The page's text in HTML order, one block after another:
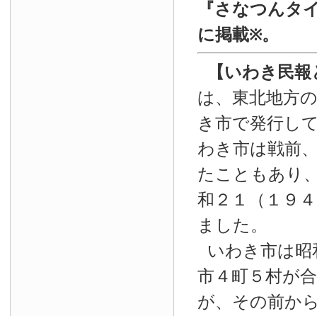
『さなつんタ
に掲載※。
【いわき民
は、東北地方
き市で発行し
わき市は戦前
たこともあり
和２１（１９
ました。
いわき市は昭
市４町５村が
が、その前か